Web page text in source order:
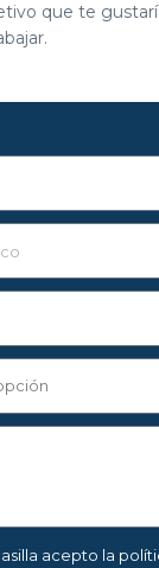
que te
acepto la